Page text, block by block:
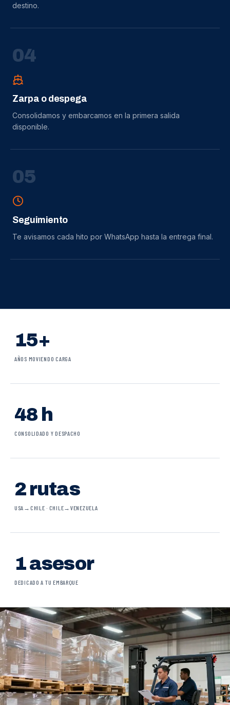
destino.
04
Zarpa o despega
Consolidamos y embarcamos en la primera salida
disponible.
05
Seguimiento
Te avisamos cada hito por WhatsApp hasta la entrega final.
15+
AÑOS MOVIENDO CARGA
48 h
CONSOLIDADO Y DESPACHO
2 rutas
USA→CHILE · CHILE→VENEZUELA
1 asesor
DEDICADO A TU EMBARQUE